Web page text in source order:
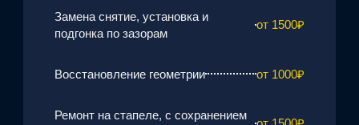
Замена снятие, установка и
подгонка по зазорам
от 1500₽
Восстановление геометрии от 1000₽
Ремонт на стапеле, с сохранением